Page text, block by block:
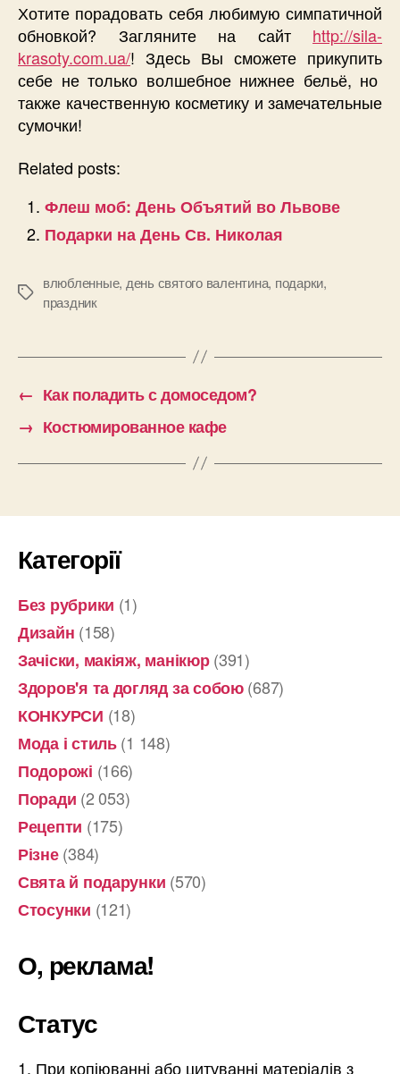
Хотите порадовать себя любимую симпатичной
обновкой? Загляните на сайт http://sila-
krasoty.com.ua/! Здесь Вы сможете прикупить
себе не только волшебное нижнее бельё, но
также качественную косметику и замечательные
сумочки!
Related posts:
Флеш моб: День Объятий во Львове
Подарки на День Св. Николая
Позначки
влюбленные, день святого валентина, подарки,
праздник
← Как поладить с домоседом?
→ Костюмированное кафе
Категорії
Без рубрики (1)
Дизайн (158)
Зачіски, макіяж, манікюр(391)
Здоров'я та догляд за собою(687)
КОНКУРСИ (18)
Мода і стиль(1 148)
Подорожі (166)
Поради (2 053)
Рецепти (175)
Різне(384)
Свята й подарунки (570)
Стосунки (121)
О, реклама!
Статус
При копіюванні або цитуванні матеріалів з